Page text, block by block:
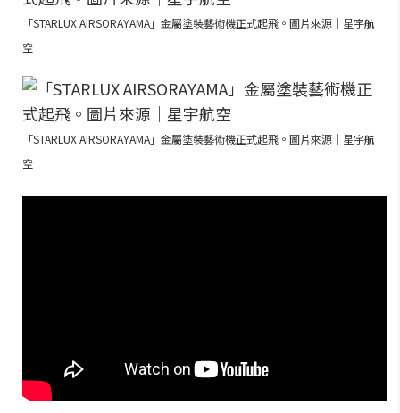
「STARLUX AIRSORAYAMA」金屬塗裝藝術機正式起飛。圖片來源｜星宇航
空
「STARLUX AIRSORAYAMA」金屬塗裝藝術機正式起飛。圖片來源｜星宇航
空